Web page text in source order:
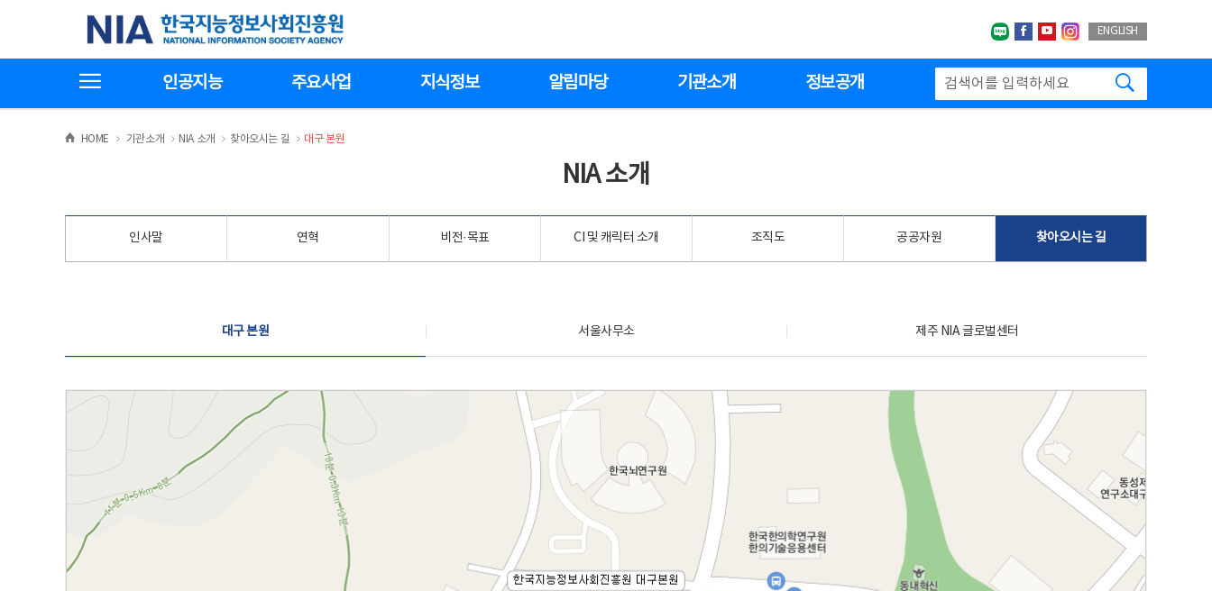
기
한국지능정보사회진흥원
네이버블로그
페이스북
유투브인스타그랩
ENGLISH
인공지능 주요사업 지식정보 알림마당 기관소개 정보공개
HOME >
기관소개 >NIA 소개 >
찾아오시는 길 >
대구 본원
NIA 소개
인사말 연혁 비전·목표 CI 및 캐릭터 소개 조직도 공공자원 찾아오시는 길
대구 본원 서울사무소 제주 NIA 글로벌센터